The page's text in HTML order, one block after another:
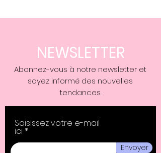
NEWSLETTER
Abonnez-vous à notre newsletter et
soyez informé des nouvelles
tendances.
Saisissez votre e-mail
ici
Envoyer